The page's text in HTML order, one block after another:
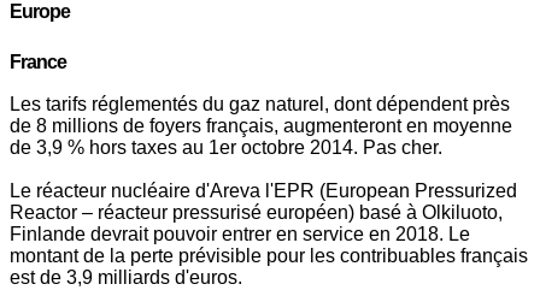
Europe
France
Les tarifs réglementés du gaz naturel, dont dépendent près
de 8 millions de foyers français, augmenteront en moyenne
de 3,9 % hors taxes au 1er octobre 2014. Pas cher.
Le réacteur nucléaire d'Areva l'EPR (European Pressurized
Reactor – réacteur pressurisé européen) basé à Olkiluoto,
Finlande devrait pouvoir entrer en service en 2018. Le
montant de la perte prévisible pour les contribuables français
est de 3,9 milliards d'euros.